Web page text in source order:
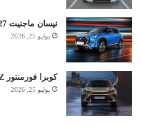
نيسان ماجنيت 2027.. الكتالوج الرسمي في مصر
يوليو 25, 2026
كوبرا فورمنتور VZ الجديدة.. الكتالوج الرسمي
يوليو 25, 2026